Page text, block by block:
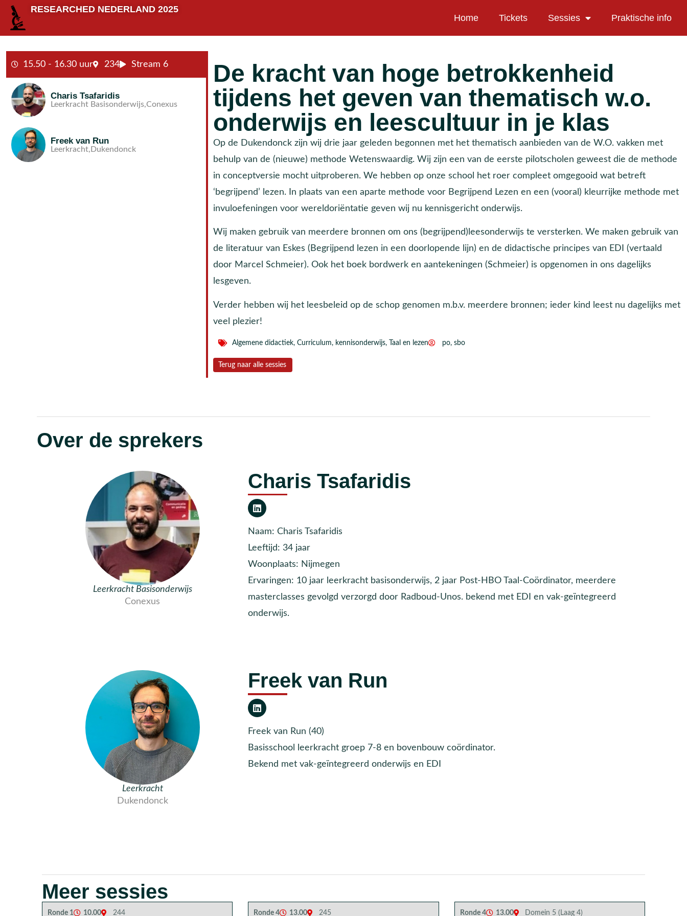
RESEARCHED NEDERLAND 2025
Home
Tickets Sessies Praktische info
15.50 - 16.30 uur 234 Stream 6
Charis Tsafaridis
Leerkracht Basisonderwijs,Conexus
Freek van Run
Leerkracht, Dukendonck
De kracht van hoge betrokkenheid
tijdens het geven van thematisch w.o.
onderwijs en leescultuur in je klas
Op de Dukendonck zijn wij drie jaar geleden begonnen met het thematisch aanbieden van de W.O. vakken met
behulp van de (nieuwe) methode Wetenswaardig. Wij zijn een van de eerste pilotscholen geweest die de methode
in conceptversie mocht uitproberen. We hebben op onze school het roer compleet omgegooid wat betreft
‘begrijpend’ lezen. In plaats van een aparte methode voor Begrijpend Lezen en een (vooral) kleurrijke methode met
invuloefeningen voor wereldoriëntatie geven wij nu kennisgericht onderwijs.
Wij maken gebruik van meerdere bronnen om ons (begrijpend)leesonderwijs te versterken. We maken gebruik van
de literatuur van Eskes (Begrijpend lezen in een doorlopende lijn) en de didactische principes van EDI (vertaald
door Marcel Schmeier). Ook het boek bordwerk en aantekeningen (Schmeier) is opgenomen in ons dagelijks
lesgeven.
Verder hebben wij het leesbeleid op de schop genomen m.b.v. meerdere bronnen; ieder kind leest nu dagelijks met
veel plezier!
Algemene didactiek, Curriculum, kennisonderwijs, Taal en lezen po, sbo
Terug naar alle sessies
Over de sprekers
Leerkracht Basisonderwijs
Conexus
Charis Tsafaridis
Naam: Charis Tsafaridis
Leeftijd: 34 jaar
Woonplaats: Nijmegen
Ervaringen: 10 jaar leerkracht basisonderwijs, 2 jaar Post-HBO Taal-Coördinator, meerdere
masterclasses gevolgd verzorgd door Radboud-Unos. bekend met EDI en vak-geïntegreerd
onderwijs.
Leerkracht
Dukendonck
Freek van Run
Freek van Run (40)
Basisschool leerkracht groep 7-8 en bovenbouw coördinator.
Bekend met vak-geïntegreerd onderwijs en EDI
Meer sessies
Ronde 1 10.00 244 Ronde 4 13.00 245 Ronde 4 13.00 Domein 5 (Laag 4)